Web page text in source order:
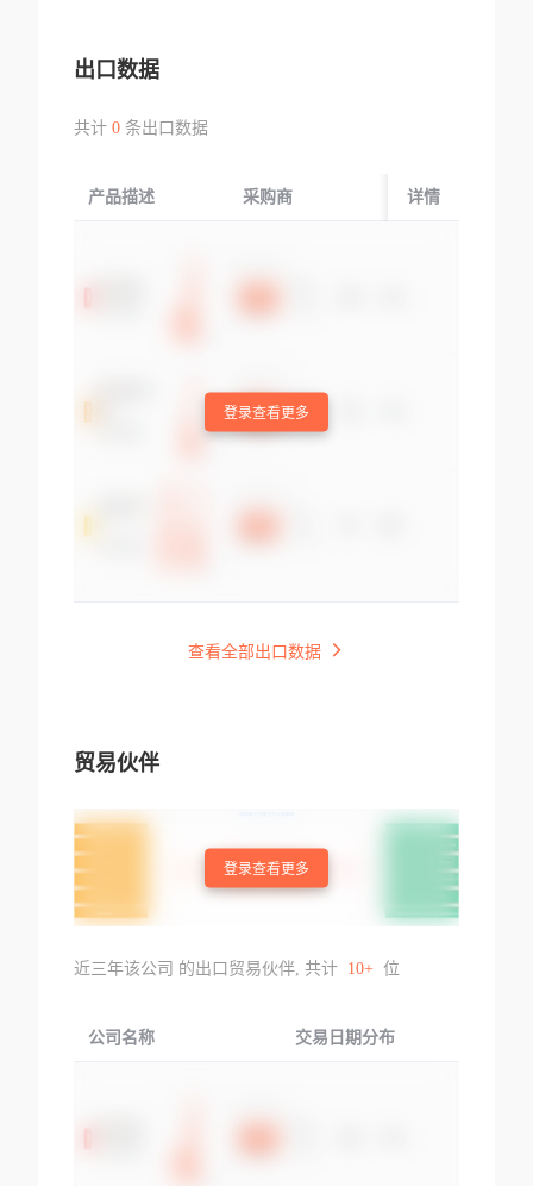
出口数据
共计 0条出口数据
产品描述 采购商 起运国/地区
详情
登录查看更多
查看全部出口数据
贸易伙伴
登录查看更多
近三年该公司 的出口贸易伙伴, 共计 10+ 位
公司名称 交易日期分布